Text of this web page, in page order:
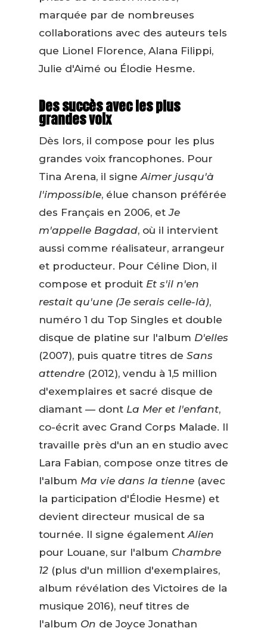
marquée par de nombreuses
collaborations avec des auteurs tels
que Lionel Florence, Alana Filippi,
Julie d'Aimé ou Élodie Hesme.
Des succès avec les plus
grandes voix
Dès lors, il compose pour les plus
grandes voix francophones. Pour
Tina Arena, il signeAimer jusqu'à
l'impossible, élue chanson préférée
des Français en 2006, etJe
m'appelle Bagdad, où il intervient
aussi comme réalisateur, arrangeur
et producteur. Pour Céline Dion, il
compose et produit Et s'il n'en
restait qu'une (Je serais celle-là),
numéro 1 du Top Singles et double
disque de platine sur l'album D'elles
(2007), puis quatre titres de Sans
attendre(2012), vendu à 1,5 million
d'exemplaires et sacré disque de
diamant — dont La Mer et l'enfant,
co-écrit avec Grand Corps Malade. Il
travaille près d'un an en studio avec
Lara Fabian, compose onze titres de
l'album Ma vie dans la tienne(avec
la participation d'Élodie Hesme) et
devient directeur musical de sa
tournée. Il signe égalementAlien
pour Louane, sur l'album Chambre
12(plus d'un million d'exemplaires,
album révélation des Victoires de la
musique 2016), neuf titres de
l'album On de Joyce Jonathan